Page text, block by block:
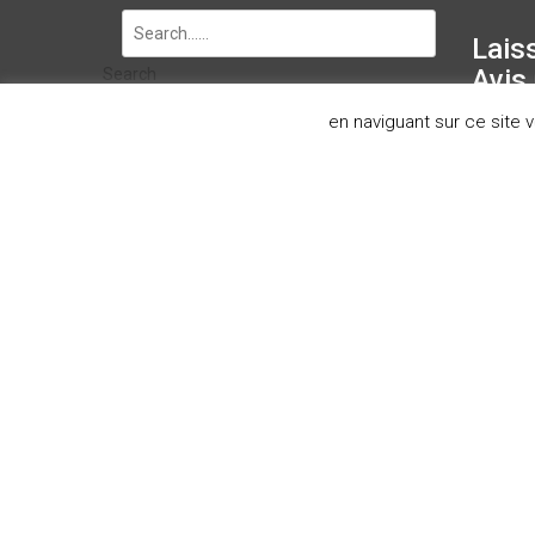
Search
Avis
en naviguant sur ce site